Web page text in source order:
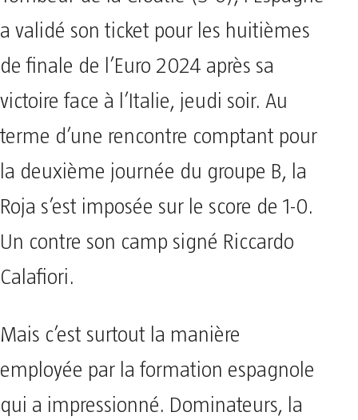
a validé son ticket pour les huitièmes
de finale de l’Euro 2024 après sa
victoire face à l’Italie, jeudi soir. Au
terme d’une rencontre comptant pour
la deuxième journée du groupe B, la
Roja s’est imposée sur le score de 1-0.
Un contre son camp signé Riccardo
Calafiori.
Mais c’est surtout la manière
employée par la formation espagnole
qui a impressionné. Dominateurs, la